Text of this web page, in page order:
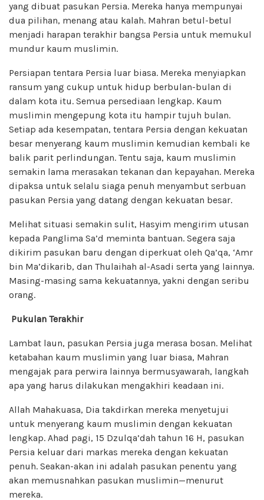
yang dibuat pasukan Persia. Mereka hanya mempunyai
dua pilihan, menang atau kalah. Mahran betul-betul
menjadi harapan terakhir bangsa Persia untuk memukul
mundur kaum muslimin.
Persiapan tentara Persia luar biasa. Mereka menyiapkan
ransum yang cukup untuk hidup berbulan-bulan di
dalam kota itu. Semua persediaan lengkap. Kaum
muslimin mengepung kota itu hampir tujuh bulan.
Setiap ada kesempatan, tentara Persia dengan kekuatan
besar menyerang kaum muslimin kemudian kembali ke
balik parit perlindungan. Tentu saja, kaum muslimin
semakin lama merasakan tekanan dan kepayahan. Mereka
dipaksa untuk selalu siaga penuh menyambut serbuan
pasukan Persia yang datang dengan kekuatan besar.
Melihat situasi semakin sulit, Hasyim mengirim utusan
kepada Panglima Sa’d meminta bantuan. Segera saja
dikirim pasukan baru dengan diperkuat oleh Qa’qa, ‘Amr
bin Ma’dikarib, dan Thulaihah al-Asadi serta yang lainnya.
Masing-masing sama kekuatannya, yakni dengan seribu
orang.
Pukulan Terakhir
Lambat laun, pasukan Persia juga merasa bosan. Melihat
ketabahan kaum muslimin yang luar biasa, Mahran
mengajak para perwira lainnya bermusyawarah, langkah
apa yang harus dilakukan mengakhiri keadaan ini.
Allah Mahakuasa, Dia takdirkan mereka menyetujui
untuk menyerang kaum muslimin dengan kekuatan
lengkap. Ahad pagi, 15 Dzulqa’dah tahun 16 H, pasukan
Persia keluar dari markas mereka dengan kekuatan
penuh. Seakan-akan ini adalah pasukan penentu yang
akan memusnahkan pasukan muslimin—menurut
mereka.